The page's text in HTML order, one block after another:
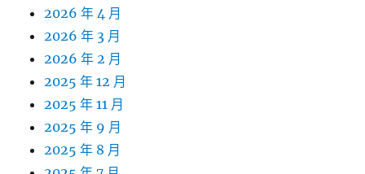
2026 年 4 月
2026 年 3 月
2026 年 2 月
2025 年 12 月
2025 年 11 月
2025 年 9 月
2025 年 8 月